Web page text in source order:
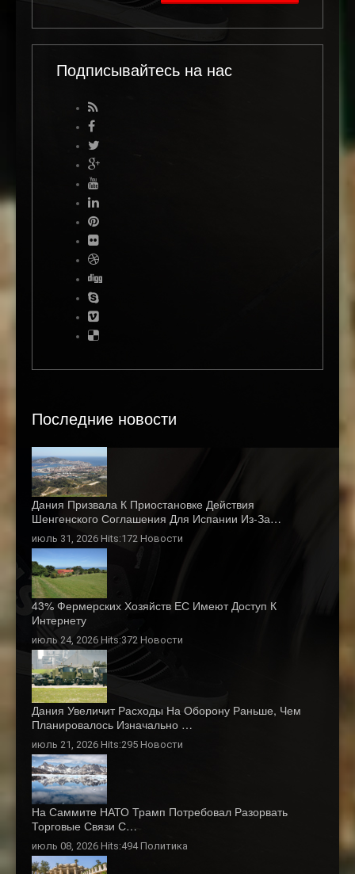
Подписывайтесь на нас
Последние новости
Дания Призвала К Приостановке Действия
Шенгенского Соглашения Для Испании Из-За…
июль 31, 2026 Hits:172 Новости
43% Фермерских Хозяйств ЕС Имеют Доступ К
Интернету
июль 24, 2026 Hits:372 Новости
Дания Увеличит Расходы На Оборону Раньше, Чем
Планировалось Изначально …
июль 21, 2026 Hits:295 Новости
На Саммите НАТО Трамп Потребовал Разорвать
Торговые Связи С…
июль 08, 2026 Hits:494Политика